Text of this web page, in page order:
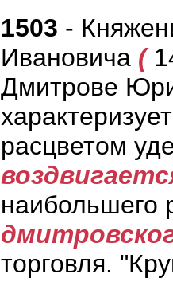
1503 -
Ивановича (
Дмитрове
расцве­том
наибольшего
торговля.